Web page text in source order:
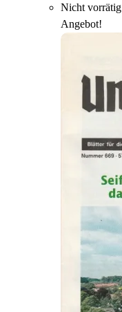
Nicht vorrätig
Angebot!